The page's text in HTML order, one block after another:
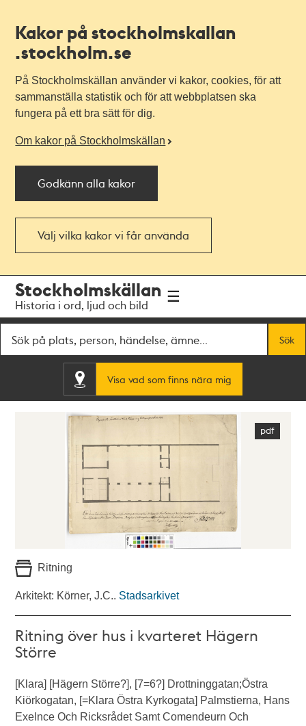
Kakor på stockholmskallan
.stockholm.se
På Stockholmskällan använder vi kakor, cookies, för att
sammanställa statistik och för att webbplatsen ska
fungera på ett bra sätt för dig.
Om kakor på Stockholmskällan
Godkänn alla kakor
Välj vilka kakor vi får använda
navigationen
huvudinnehållet
Stockholmskällan
Historia i ord, ljud och bild
Sök
Visa vad som finns nära mig
Ritning
Arkitekt: Körner, J.C.. Stadsarkivet
Ritning över hus i kvarteret Hägern
Större
[Klara] [Hägern Större?], [7=6?] Drottninggatan;Östra
Kiörkogatan, [=Klara Östra Kyrkogata] Palmstierna, Hans
Exelnce Och Ricksrådet Samt Comendeurn Och